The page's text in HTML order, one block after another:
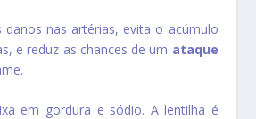
danos nas artérias, evita o acúmulo
e reduz as chances de um ataque
em gordura e sódio. A lentilha é